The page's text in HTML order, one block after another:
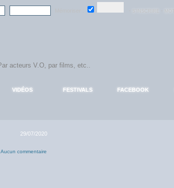
VIDÉOS FESTIVALS FACEBOOK
29/07/2020
Aucun commentaire